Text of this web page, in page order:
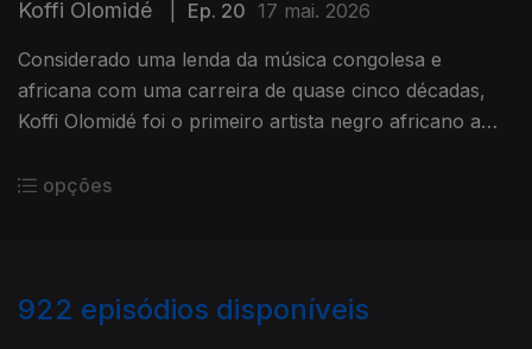
Koffi Olomidé Ep. 20 17 mai. 2026
Considerado uma lenda da música congolesa e
africana com uma carreira de quase cinco décadas,
Koffi Olomidé foi o primeiro artista negro africano a
Parisopções
922 episódios disponíveis